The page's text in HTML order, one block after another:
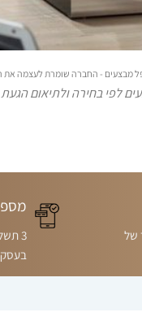
מבצעים - החברה שומרת לעצמה
לפי בחירה ולתיאום
של